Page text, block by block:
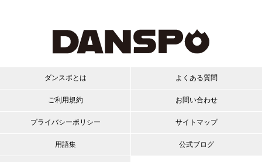
ダンスポとは
ご利用規約
プライバシーポリシー
用語集
よくある質問
お問い合わせ
サイトマップ
公式ブログ